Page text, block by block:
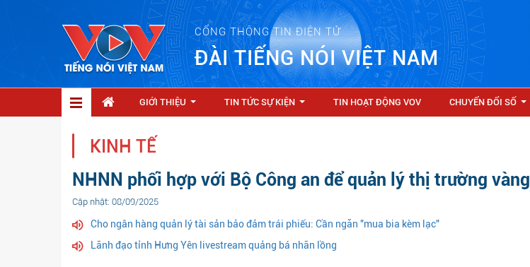
CỔNG THÔNG TIN ĐIỆN TỬ
ĐÀI TIẾNG NÓI VIỆT NAM
GIỚI THIỆU TIN TỨC SỰ KIỆN TIN HOẠT ĐỘNG VOV CHUYỂN ĐỔI SỐ
KINH TẾ
NHNN phối hợp với Bộ Công an để quản lý thị trường vàng
Cập nhật: 08/09/2025
Cho ngân hàng quản lý tài sản bảo đảm trái phiếu: Cần ngăn "mua bia kèm lạc"
Lãnh đạo tỉnh Hưng Yên livestream quảng bá nhãn lồng